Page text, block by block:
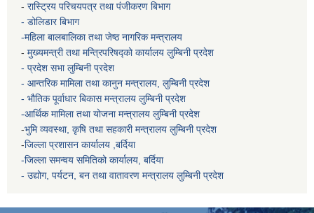
- रास्ट्रिय परिचयपत्र तथा पंजीकरण बिभाग
- डोलिडार बिभाग
-महिला बालबालिका तथा जेष्ठ नागरिक मन्त्रालय
- मुख्यमन्त्री तथा मन्त्रिपरिषद्को कार्यालय लुम्बिनी प्रदेश
- प्रदेश सभा लुम्बिनी प्रदेश
- आन्तरिक मामिला तथा कानुन मन्त्रालय, लुम्बिनी प्रदेश
- भौतिक पूर्वाधार बिकास मन्त्रालय लुम्बिनी प्रदेश
-आर्थिक मामिला तथा योजना मन्त्रालय लुम्बिनी प्रदेश
-भुमि व्यवस्था, कृषि तथा सहकारी मन्त्रालय लुम्बिनी प्रदेश
-जिल्ला प्रशासन कार्यालय ,बर्दिया
-जिल्ला समन्वय समितिको कार्यालय, बर्दिया
- उद्योग, पर्यटन, बन तथा वातावरण मन्त्रालय लुम्बिनी प्रदेश